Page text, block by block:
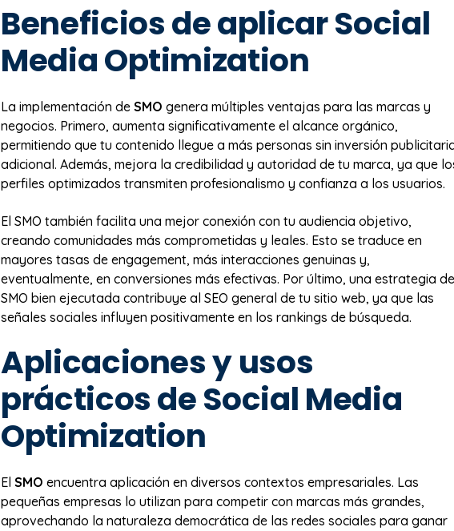
Beneficios de aplicar Social
Media Optimization
La implementación de SMO genera múltiples ventajas para las marcas y
negocios. Primero, aumenta significativamente el alcance orgánico,
permitiendo que tu contenido llegue a más personas sin inversión
adicional. Además, mejora la credibilidad y autoridad de tu marca, ya que
perfiles optimizados transmiten profesionalismo y confianza a los usuarios.
El SMO también facilita una mejor conexión con tu audiencia objetivo,
creando comunidades más comprometidas y leales. Esto se traduce en
mayores tasas de engagement, más interacciones genuinas y,
eventualmente, en conversiones más efectivas. Por último, una estrategia de
SMO bien ejecutada contribuye al SEO general de tu sitio web, ya que las
señales sociales influyen positivamente en los rankings de búsqueda.
Aplicaciones y usos
prácticos de Social Media
Optimization
El SMO encuentra aplicación en diversos contextos empresariales. Las
pequeñas empresas lo utilizan para competir con marcas más grandes,
aprovechando la naturaleza democrática de las redes sociales para ganar